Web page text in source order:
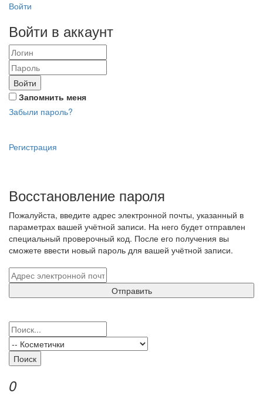
Войти
Войти в аккаунт
Войти
Запомнить меня
Забыли пароль?
Регистрация
Восстановление пароля
Пожалуйста, введите адрес электронной почты, указанный в
параметрах вашей учётной записи. На него будет отправлен
специальный проверочный код. После его получения вы
сможете ввести новый пароль для вашей учётной записи.
Отправить
Поиск
0